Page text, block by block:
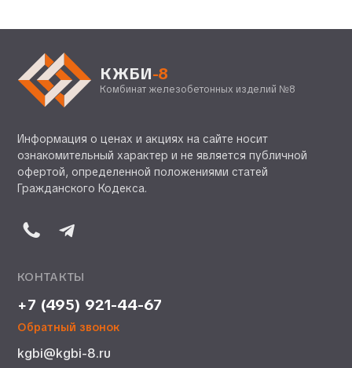
КЖБИ-8
Комбинат железобетонных изделий №8
Информация о ценах и акциях на сайте носит
ознакомительный характер и не является публичной
офертой, определенной положениями статей
Гражданского Кодекса.
КОНТАКТЫ
+7 (495) 921-44-67
Обратный звонок
kgbi@kgbi-8.ru